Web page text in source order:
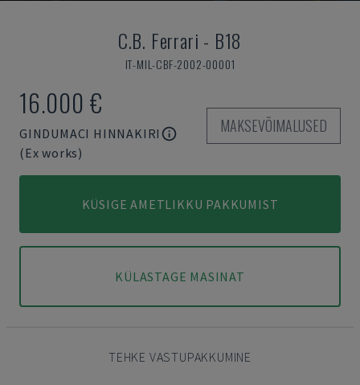
C.B. Ferrari - B18
IT-MIL-CBF-2002-00001
16.000 €
GINDUMACI HINNAKIRI
(Ex works)
MAKSEVÕIMALUSED
KÜSIGE AMETLIKKU PAKKUMIST
KÜLASTAGE MASINAT
TEHKE VASTUPAKKUMINE